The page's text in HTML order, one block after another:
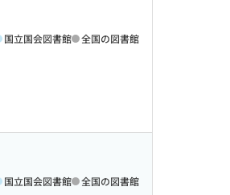
国立国会図書館 全国の図書館
国立国会図書館 全国の図書館